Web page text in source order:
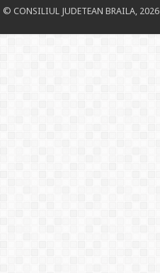
© CONSILIUL JUDETEAN BRAILA, 2026